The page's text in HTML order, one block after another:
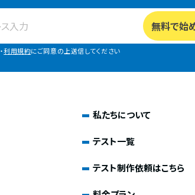
・利用規約にご同意の上送信してください
私たちについて
テスト一覧
テスト制作依頼はこちら